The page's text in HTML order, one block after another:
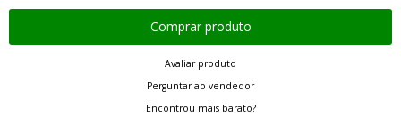
Avaliar produto
Perguntar ao vendedor
Encontrou mais barato?